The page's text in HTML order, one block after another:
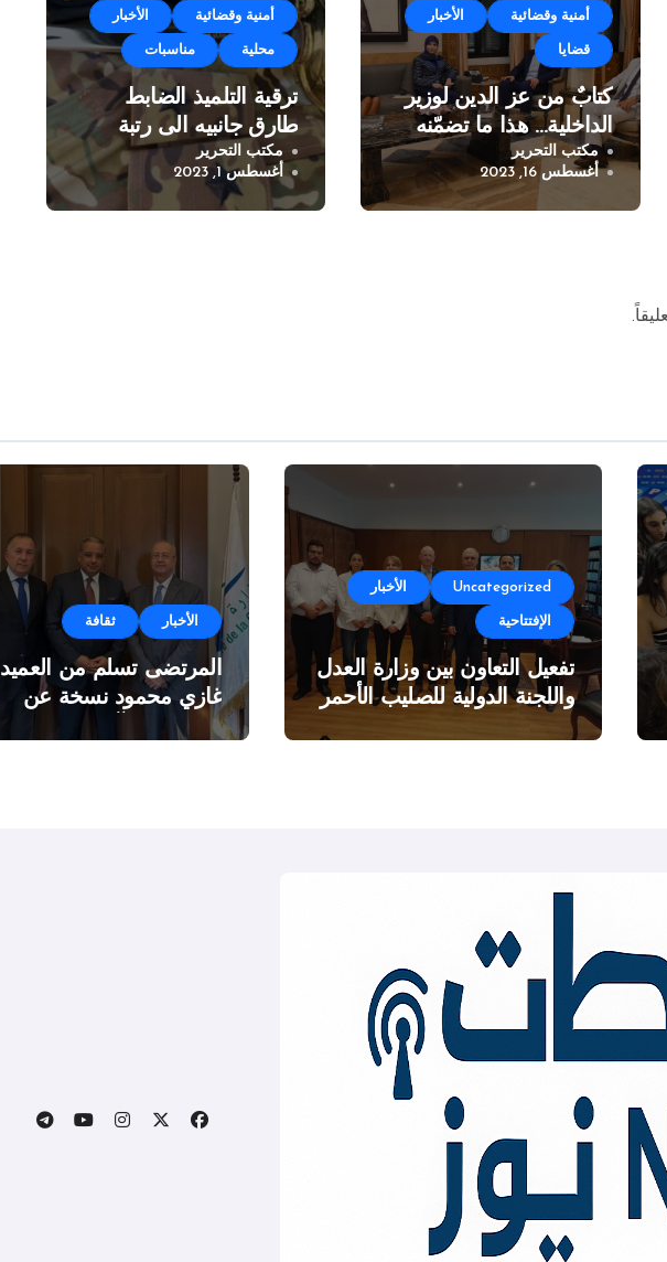
أمنية وقضائية الأخبار
قضايا
كتابٌ من عز الدين لوزير
الداخلية… هذا ما تضمّنه
مكتب التحرير
أغسطس 16, 2023
أمنية وقضائية الأخبار
محلية مناسبات
ترقية التلميذ الضابط
طارق جانبيه الى رتبة
ملازم
مكتب التحرير
أغسطس 1, 2023
Uncategorized الأخبار
الإفتتاحية
تفعيل التعاون بين وزارة العدل
واللجنة الدولية للصليب الأحمر
الأخبار ثقافة
المرتضى تسلم من العميد
غازي محمود نسخة عن
اطروحته “الآفاق المالية